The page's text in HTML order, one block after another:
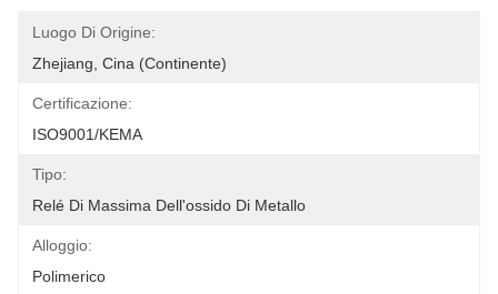
Luogo Di Origine:
Zhejiang, Cina (continente)
Certificazione:
ISO9001/KEMA
Tipo:
Relé Di Massima Dell'ossido Di Metallo
Alloggio:
Polimerico